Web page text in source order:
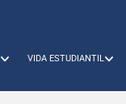
VIDA ESTUDIANTIL